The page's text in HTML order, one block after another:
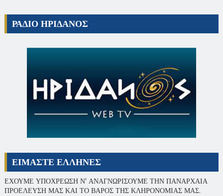
ΡΑΔΙΟ ΗΡΙΔΑΝΟΣ
ΕΙΜΑΣΤΕ ΕΛΛΗΝΕΣ
ΕΧΟΥΜΕ ΥΠΟΧΡΕΩΣΗ Ν' ΑΝΑΓΝΩΡΙΣΟΥΜΕ ΤΗΝ ΠΑΝΑΡΧΑΙΑ
ΠΡΟΕΛΕΥΣΗ ΜΑΣ ΚΑΙ ΤΟ ΒΑΡΟΣ ΤΗΣ ΚΛΗΡΟΝΟΜΙΑΣ ΜΑΣ.